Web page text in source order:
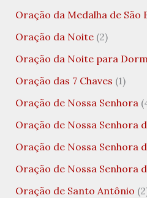
Oração da Medalha de São
Oração da Noite(2)
Oração da Noite para
Oração das 7 Chaves (1)
Oração de Nossa Senhora
Oração de Nossa Senhora
Oração de Nossa Senhora
Oração de Nossa Senhora
Oração de Santo Antônio